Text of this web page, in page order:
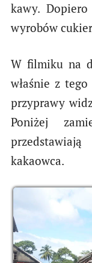
kawy.
wyrobów
W filmiku na
właśnie z
przyprawy
Poniżej
kakaowca.